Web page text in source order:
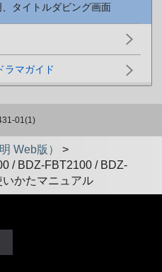
タイトルダビング画面
ラマガイド
01(1)
Web版）
>
/ BDZ-FBT2100 / BDZ-
かたマニュアル